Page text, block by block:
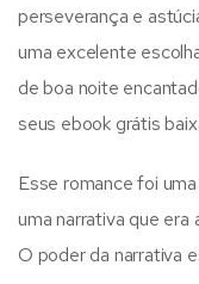
perseverança e
uma excelente
de boa noite
seus ebook grátis
Esse romance foi
uma narrativa que
O poder da narrativa